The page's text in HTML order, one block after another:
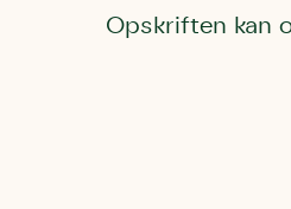
Opskriften kan